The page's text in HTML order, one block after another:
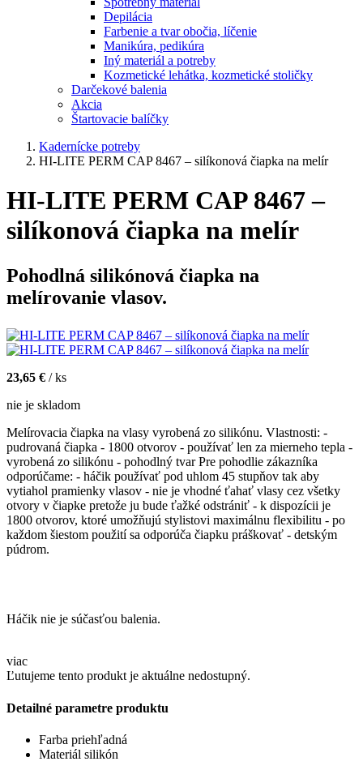
Depilácia
Farbenie a tvar obočia, líčenie
Manikúra, pedikúra
Iný materiál a potreby
Kozmetické lehátka, kozmetické stoličky
Darčekové balenia
Akcia
Štartovacie balíčky
Kadernícke potreby
HI-LITE PERM CAP 8467 – silíkonová čiapka na melír
HI-LITE PERM CAP 8467 –
silíkonová čiapka na melír
Pohodlná silikónová čiapka na
melírovanie vlasov.
23,65 € / ks
nie je skladom
Melírovacia čiapka na vlasy vyrobená zo silikónu. Vlastnosti: -
pudrovaná čiapka - 1800 otvorov - používať len za mierneho tepla -
vyrobená zo silikónu - pohodlný tvar Pre pohodlie zákazníka
odporúčame: - háčik používať pod uhlom 45 stupňov tak aby
vytiahol pramienky vlasov - nie je vhodné ťahať vlasy cez všetky
otvory v čiapke pretože ju bude ťažké odstrániť - k dispozícii je
1800 otvorov, ktoré umožňujú stylistovi maximálnu flexibilitu - po
každom šiestom použití sa odporúča čiapku práškovať - detským
púdrom.
Háčik nie je súčasťou balenia.
viac
Ľutujeme tento produkt je aktuálne nedostupný.
Detailné parametre produktu
Farba priehľadná
Materiál silikón